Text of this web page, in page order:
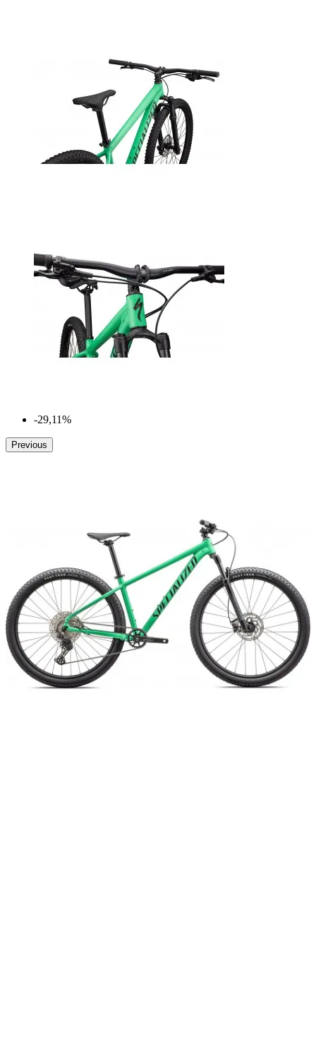
-29,11%
Previous